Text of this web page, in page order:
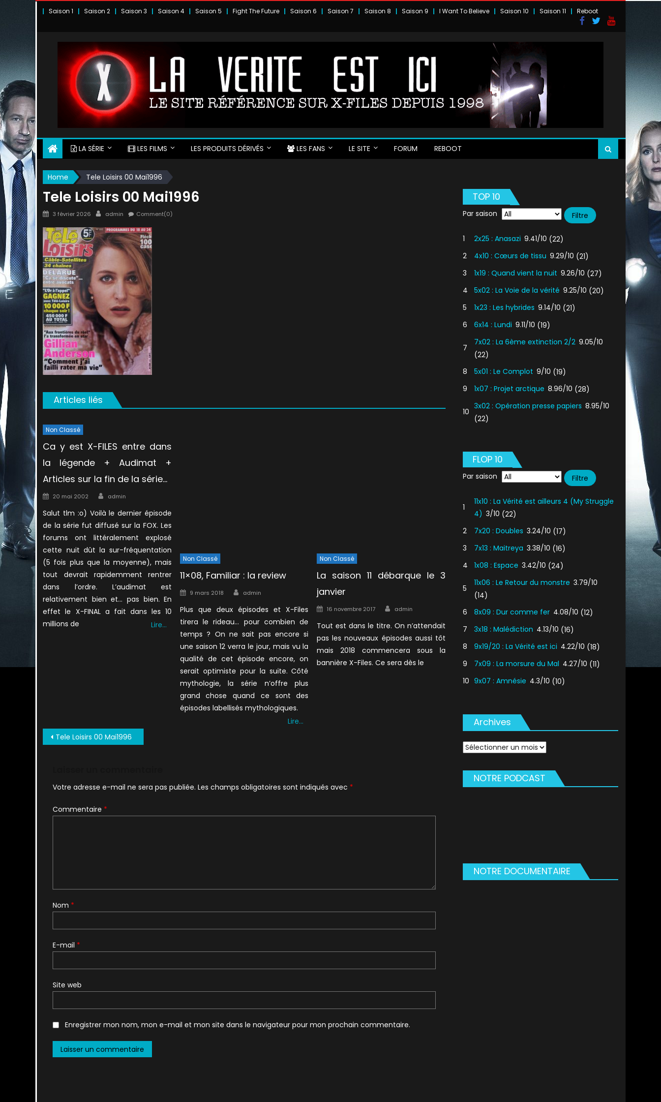
Saison 1 Saison 2 Saison 3 Saison 4 Saison 5 Fight The Future Saison 6 Saison 7 Saison 8 Saison 9 I Want To Believe Saison 10 Saison 11 Reboot
LA SÉRIE LES FILMS LES PRODUITS DÉRIVÉS LES FANS LE SITE FORUM REBOOT
Home Tele Loisirs 00 Mai1996
Tele Loisirs 00 Mai1996
Posted
3 février 2026 Author
admin Comment(0)
Articles liés
Non Classé
Ca y est X-FILES entre dans
la légende + Audimat +
Articles sur la fin de la série…
Posted
20 mai 2002 Author
admin
Salut tlm :o) Voilà le dernier épisode
de la série fut diffusé sur la FOX. Les
forums ont littéralement explosé
cette nuit dût la sur-fréquentation
(5 fois plus que la moyenne), mais
tout devrait rapidemment rentrer
dans l’ordre. L’audimat est
relativement bien et… pas bien. En
effet le X-FINAL a fait dans les 10
millions de
Lire…
Non Classé
11×08, Familiar : la review
Posted
9 mars 2018 Author
admin
Plus que deux épisodes et X-Files
tirera le rideau… pour combien de
temps ? On ne sait pas encore si
une saison 12 verra le jour, mais vu la
qualité de cet épisode encore, on
serait optimiste pour la suite. Côté
mythologie, la série n’offre plus
grand chose quand ce sont des
épisodes labellisés mythologiques.
Lire…
Non Classé
La saison 11 débarque le 3
janvier
Posted
16 novembre 2017 Author
admin
Tout est dans le titre. On n’attendait
pas les nouveaux épisodes aussi tôt
mais 2018 commencera sous la
bannière X-Files. Ce sera dès le
Navigation
Tele Loisirs 00 Mai1996
Votre adresse e-mail ne sera pas publiée. Les champs obligatoires sont indiqués avec *
Commentaire *
Nom *
E-mail *
Site web
Enregistrer mon nom, mon e-mail et mon site dans le navigateur pour mon prochain commentaire.
TOP 10
Par saison
1 2x25 : Anasazi 9.41/10 (22)
2
4x10 : Cœurs de tissu 9.29/10 (21)
3
1x19 : Quand vient la nuit 9.26/10 (27)
4
5x02 : La Voie de la vérité 9.25/10 (20)
5
1x23 : Les hybrides 9.14/10 (21)
6
6x14 : Lundi 9.11/10 (19)
7
7x02 : La 6ème extinction 2/2 9.05/10
(22)
8
5x01 : Le Complot 9/10 (19)
9
1x07 : Projet arctique 8.96/10 (28)
10
3x02 : Opération presse papiers 8.95/10
(22)
FLOP 10
Par saison
1
11x10 : La Vérité est ailleurs 4 (My Struggle
4) 3/10 (22)
2
7x20 : Doubles 3.24/10 (17)
3
7x13 : Maitreya 3.38/10 (16)
4
1x08 : Espace 3.42/10 (24)
5
11x06 : Le Retour du monstre 3.79/10
(14)
6
8x09 : Dur comme fer 4.08/10 (12)
7
3x18 : Malédiction 4.13/10 (16)
8
9x19/20 : La Vérité est ici 4.22/10 (18)
9
7x09 : La morsure du Mal 4.27/10 (11)
10 9x07 : Amnésie 4.3/10 (10)
Archives
Archives
NOTRE PODCAST
NOTRE DOCUMENTAIRE